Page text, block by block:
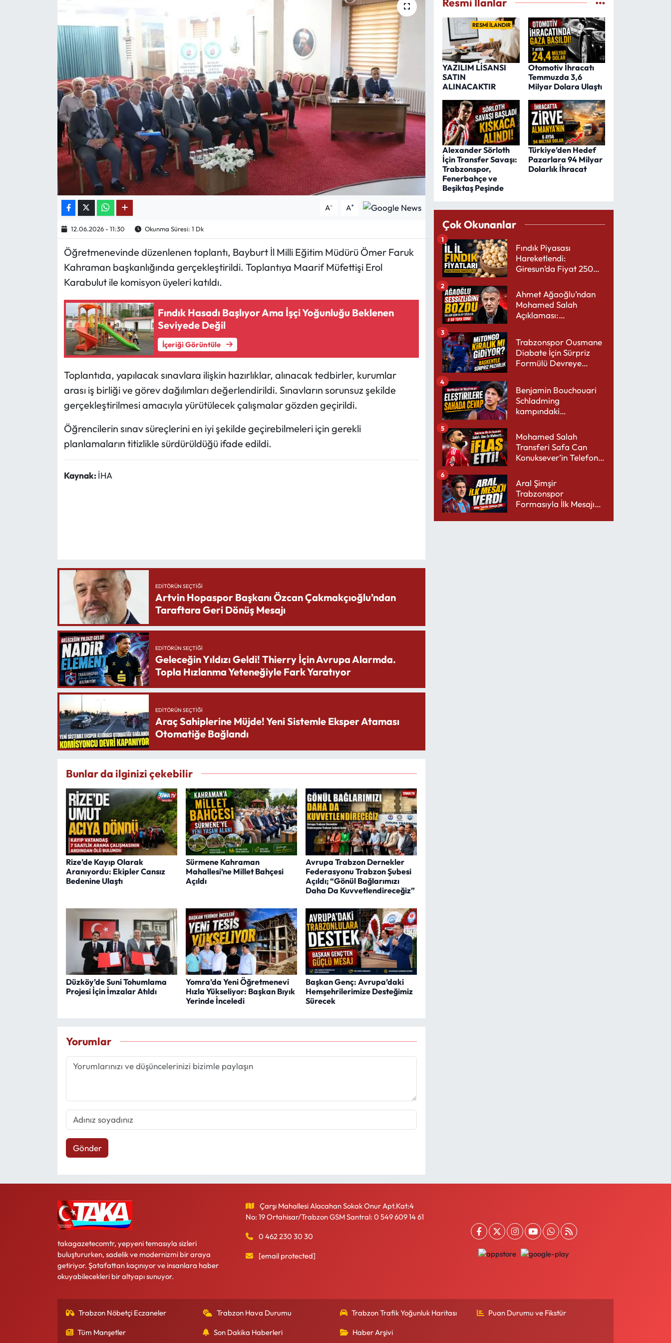
A- A+
12.06.2026 - 11:30 Okunma Süresi: 1 Dk
Öğretmenevinde düzenlenen toplantı, Bayburt İl Milli Eğitim Müdürü Ömer Faruk
Kahraman başkanlığında gerçekleştirildi. Toplantıya Maarif Müfettişi Erol
Karabulut ile komisyon üyeleri katıldı.
Fındık Hasadı Başlıyor Ama İşçi Yoğunluğu Beklenen
Seviyede Değil
İçeriği Görüntüle
Toplantıda, yapılacak sınavlara ilişkin hazırlıklar, alınacak tedbirler, kurumlar
arası iş birliği ve görev dağılımları değerlendirildi. Sınavların sorunsuz şekilde
gerçekleştirilmesi amacıyla yürütülecek çalışmalar gözden geçirildi.
Öğrencilerin sınav süreçlerini en iyi şekilde geçirebilmeleri için gerekli
planlamaların titizlikle sürdürüldüğü ifade edildi.
Kaynak: İHA
EDITÖRÜN SEÇTIĞI
Artvin Hopaspor Başkanı Özcan Çakmakçıoğlu’ndan
Taraftara Geri Dönüş Mesajı
EDITÖRÜN SEÇTIĞI
Geleceğin Yıldızı Geldi! Thierry İçin Avrupa Alarmda.
Topla Hızlanma Yeteneğiyle Fark Yaratıyor
EDITÖRÜN SEÇTIĞI
Araç Sahiplerine Müjde! Yeni Sistemle Eksper Ataması
Otomatiğe Bağlandı
Bunlar da ilginizi çekebilir
Rize’de Kayıp Olarak
Aranıyordu: Ekipler Cansız
Bedenine Ulaştı
Sürmene Kahraman
Mahallesi’ne Millet Bahçesi
Açıldı
Avrupa Trabzon Dernekler
Federasyonu Trabzon Şubesi
Açıldı; “Gönül Bağlarımızı
Daha Da Kuvvetlendireceğiz”
Düzköy’de Suni Tohumlama
Projesi İçin İmzalar Atıldı
Yomra’da Yeni Öğretmenevi
Hızla Yükseliyor: Başkan Bıyık
Yerinde İnceledi
Başkan Genç: Avrupa’daki
Hemşehrilerimize Desteğimiz
Sürecek
Yorumlar
Gönder
Resmi İlanlar
RESMİ İLANDIR
YAZILIM LİSANSI
SATIN
ALINACAKTIR
Otomotiv İhracatı
Temmuzda 3,6
Milyar Dolara Ulaştı
Alexander Sörloth
İçin Transfer Savaşı:
Trabzonspor,
Fenerbahçe ve
Beşiktaş Peşinde
Türkiye’den Hedef
Pazarlara 94 Milyar
Dolarlık İhracat
Çok Okunanlar
Fındık Piyasası
Hareketlendi:
Giresun’da Fiyat 250
1
Ahmet Ağaoğlu’ndan
Mohamed Salah
Açıklaması:
Yakışır
2
Trabzonspor Ousmane
Diabate İçin Sürpriz
Formülü Devreye
3
Benjamin Bouchouari
Schladming
kampındaki
4
Mohamed Salah
Transferi Safa Can
Konuksever’in Telefon
5
Aral Şimşir
Trabzonspor
Formasıyla İlk Mesajını
6
takagazetecomtr, yepyeni temasıyla sizleri
buluştururken, sadelik ve modernizmi bir araya
getiriyor. Şatafattan kaçınıyor ve insanlara haber
okuyabilecekleri bir altyapı sunuyor.
Çarşı Mahallesi Alacahan Sokak Onur Apt.Kat:4
No: 19 Ortahisar/Trabzon GSM Santral: 0 549 609 14 61
0 462 230 30 30
[email protected]
Trabzon Nöbetçi Eczaneler Trabzon Hava Durumu Trabzon Trafik Yoğunluk Haritası Puan Durumu ve Fikstür
Tüm Manşetler Son Dakika Haberleri Haber Arşivi
Röportaj
Köşe Yazıları
Karikatür Galeri
ASTROLOJİ
Spor Yazıları